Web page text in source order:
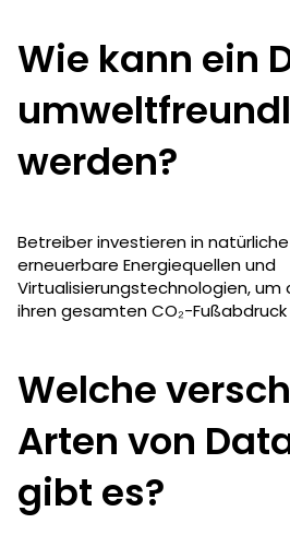
Wie kann ein
werden?
Betreiber investieren in
erneuerbare Energiequellen und
Virtualisierungstechnologien, um
ihren gesamten CO₂-
Welche
Arten von
gibt es?